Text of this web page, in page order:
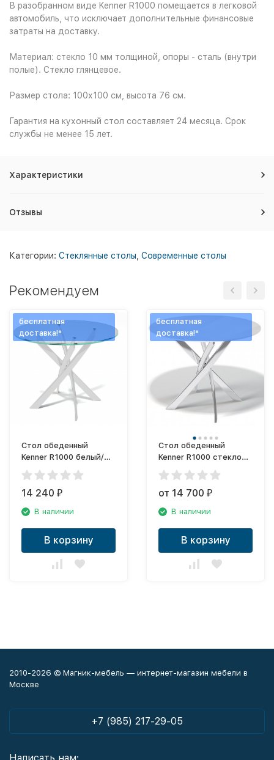
В разобранном виде Kenner R1000 помещается в легковой
автомобиль, что исключает дополнительные финансовые
затраты на доставку.
Материал: стекло 10 мм толщиной, опоры - сталь (внутри
полые). Стекло глянцевое.
Размер стола: 100х100 см, высота 76 см.
Гарантия на кухонный стол составляет 24 месяца. Срок
службы не менее 15 лет.
Характеристики
Отзывы
Категории: Стеклянные столы Современные столы
Рекомендуем
бесплатная
доставка!*
Стол обеденный
Kenner R1000 белый/
стекло прозрачное
KENNER
14 240 ₽
В наличии
В корзину
бесплатная
доставка!*
Стол обеденный
Kenner R1000 стекло
белое глянец/опоры на
выбор
от 14 700 ₽
В наличии
В корзину
2010-2026 © Магник-мебель — интернет-магазин мебели в
Москве
+7 (985) 217-29-05